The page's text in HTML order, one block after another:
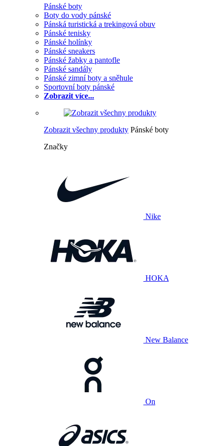
Pánské boty
Boty do vody pánské
Pánská turistická a trekingová obuv
Pánské tenisky
Pánské holínky
Pánské sneakers
Pánské žabky a pantofle
Pánské sandály
Pánské zimní boty a sněhule
Sportovní boty pánské
Zobrazit více...
Zobrazit všechny produkty Pánské boty
Značky
Nike
HOKA
New Balance
On